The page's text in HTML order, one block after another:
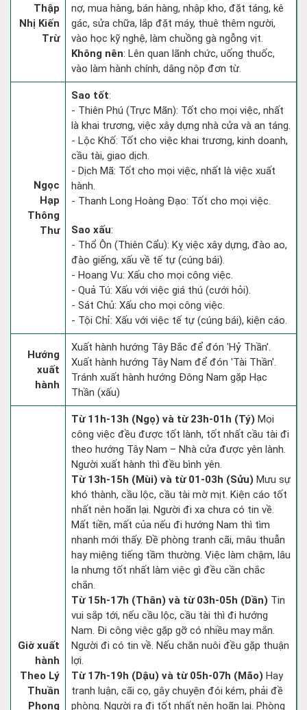
Thập
Nhị Kiến
Trừ
nợ, mua hàng, bán hàng, nhập kho, đặt táng, kê
gác, sửa chữa, lắp đặt máy, thuê thêm người,
vào học kỹ nghệ, làm chuồng gà ngỗng vịt.
Không nên: Lên quan lãnh chức, uống thuốc,
vào làm hành chính, dâng nộp đơn từ.
Ngọc
Hạp
Thông
Thư
Sao tốt:
- Thiên Phú (Trực Mãn): Tốt cho mọi việc, nhất
là khai trương, việc xây dựng nhà cửa và an táng.
- Lộc Khố: Tốt cho việc khai trương, kinh doanh,
cầu tài, giao dịch.
- Dịch Mã: Tốt cho mọi việc, nhất là việc xuất
hành.
- Thanh Long Hoàng Đạo: Tốt cho mọi việc.
Sao xấu:
- Thổ Ôn (Thiên Cẩu): Kỵ việc xây dựng, đào ao,
đào giếng, xấu về tế tự (cúng bái).
- Hoang Vu: Xấu cho mọi công việc.
- Quả Tú: Xấu với việc giá thú (cưới hỏi).
- Sát Chủ: Xấu cho mọi công việc.
- Tội Chỉ: Xấu với việc tế tự (cúng bái), kiện cáo.
Hướng
xuất
hành
Xuất hành hướng Tây Bắc để đón 'Hỷ Thần'.
Xuất hành hướng Tây Nam để đón 'Tài Thần'.
Tránh xuất hành hướng Đông Nam gặp Hạc
Thần (xấu)
Giờ xuất
hành
Theo Lý
Thuần
Phong
Từ 11h-13h (Ngọ) và từ 23h-01h (Tý) Mọi
công việc đều được tốt lành, tốt nhất cầu tài đi
theo hướng Tây Nam – Nhà cửa được yên lành.
Người xuất hành thì đều bình yên.
Từ 13h-15h (Mùi) và từ 01-03h (Sửu) Mưu sự
khó thành, cầu lộc, cầu tài mờ mịt. Kiện cáo tốt
nhất nên hoãn lại. Người đi xa chưa có tin về.
Mất tiền, mất của nếu đi hướng Nam thì tìm
nhanh mới thấy. Đề phòng tranh cãi, mâu thuẫn
hay miệng tiếng tầm thường. Việc làm chậm, lâu
la nhưng tốt nhất làm việc gì đều cần chắc
chắn.
Từ 15h-17h (Thân) và từ 03h-05h (Dần) Tin
vui sắp tới, nếu cầu lộc, cầu tài thì đi hướng
Nam. Đi công việc gặp gỡ có nhiều may mắn.
Người đi có tin về. Nếu chăn nuôi đều gặp thuận
lợi.
Từ 17h-19h (Dậu) và từ 05h-07h (Mão) Hay
tranh luận, cãi cọ, gây chuyện đói kém, phải đề
phòng. Người ra đi tốt nhất nên hoãn lại. Phòng